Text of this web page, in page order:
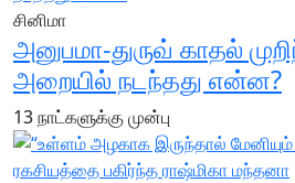
சினிமா
அனுபமா-துருவ் காதல்
அறையில் நடந்தது என்ன?
13 நாட்களுக்கு முன்பு